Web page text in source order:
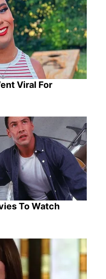
Viral For
To Watch